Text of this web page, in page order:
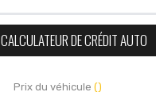
CALCULATEUR DE CRÉDIT AUTO
Prix du véhicule ()